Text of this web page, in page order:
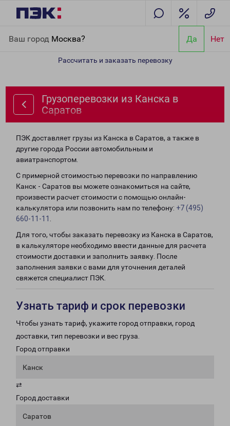
Ваш город Москва? Да Нет
Рассчитать и заказать перевозку
Грузоперевозки из Канска в
Саратов
ПЭК доставляет грузы из Канска в Саратов, а также в
другие города России автомобильным и
авиатранспортом.
С примерной стоимостью перевозки по направлению
Канск - Саратов вы можете ознакомиться на сайте,
произвести расчет стоимости с помощью онлайн-
калькулятора или позвонить нам по телефону: +7 (495)
660-11-11
Для того, чтобы заказать перевозку из Канска в Саратов,
в калькуляторе необходимо ввести данные для расчета
стоимости доставки и заполнить заявку. После
заполнения заявки с вами для уточнения деталей
свяжется специалист ПЭК.
Узнать тариф и срок перевозки
Чтобы узнать тариф, укажите город отправки, город
доставки, тип перевозки и вес груза.
Город отправки
Канск
⇄
Город доставки
Саратов